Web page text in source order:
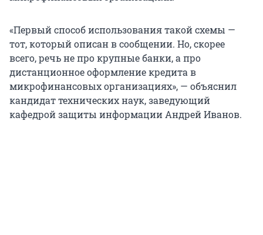
«Первый способ использования такой схемы —
тот, который описан в сообщении. Но, скорее
всего, речь не про крупные банки, а про
дистанционное оформление кредита в
микрофинансовых организациях», — объяснил
кандидат технических наук, заведующий
кафедрой защиты информации Андрей Иванов.